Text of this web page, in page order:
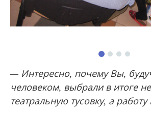
— Интересно, почему Вы,
человеком, выбрали в итоге
театральную тусовку, а